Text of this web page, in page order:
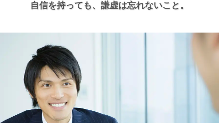
自信を持っても、 謙虚は忘れないこと。